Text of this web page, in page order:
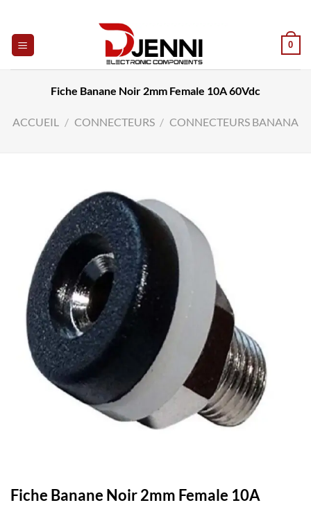
content
0
Fiche Banane Noir 2mm Female 10A 60Vdc
ACCUEIL / CONNECTEURS / CONNECTEURS BANANA
Fiche Banane Noir 2mm Female 10A